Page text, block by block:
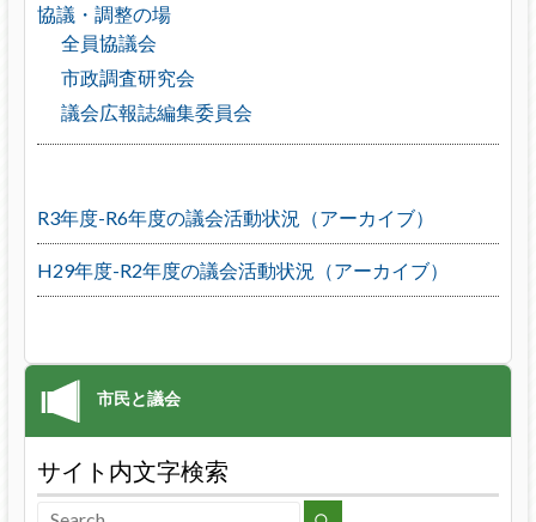
協議・調整の場
全員協議会
市政調査研究会
議会広報誌編集委員会
R3年度-R6年度の議会活動状況（アーカイブ）
H29年度-R2年度の議会活動状況（アーカイブ）
サイト内文字検索